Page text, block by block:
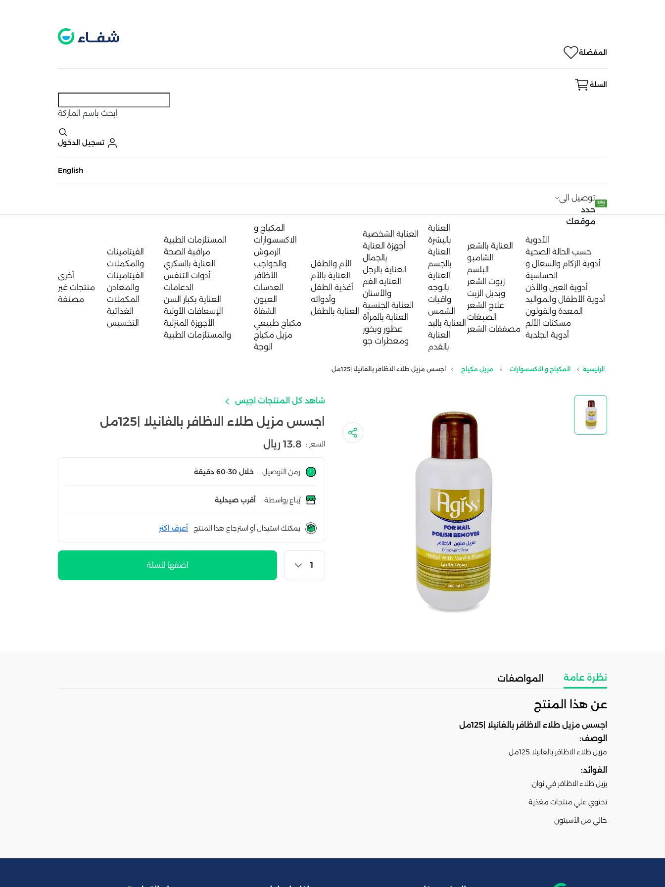
المفضلة
السلة
ابحث باسم الماركة
تسجيل الدخول
English
توصيل الى
حدد
موقعك
الأدوية
حسب الحالة الصحية
أدوية الزكام والسعال و
الحساسية
أدوية العين والأذن
أدوية الأطفال والمواليد
المعدة والقولون
مسكنات الألم
أدوية الجلدية
العناية بالشعر
الشامبو
البلسم
زيوت الشعر
وبديل الزيت
علاج الشعر
الصبغات
مصففات الشعر
العناية
بالبشرة
العناية
بالجسم
العناية
بالوجه
واقيات
الشمس
العناية باليد
العناية
بالقدم
العناية الشخصية
أجهزة العناية
بالجمال
العناية بالرجل
العنايه الفم
والأسنان
العناية الجنسية
العناية بالمرأة
عطور وبخور
ومعطرات جو
الأم والطفل
العناية بالأم
أغذية الطفل
وأدواته
العناية بالطفل
المكياج و
الاكسسوارات
الرموش
والحواجب
الأظافر
العدسات
العيون
الشفاة
مكياج طبيعي
مزيل مكياج
الوجة
المستلزمات الطبية
مراقبة الصحة
العناية بالسكري
أدوات التنفس
الدعامات
العناية بكبار السن
الإسعافات الأولية
الأجهزة المنزلية
والمستلزمات الطبية
الفيتامينات
والمكملات
الفيتامينات
والمعادن
المكملات
الغذائية
التخسيس
أخرى
منتجات غير
مصنفة
الرئيسية المكياج و الاكسسوارات مزيل مكياج اجسس مزيل طلاء الاظافر بالفانيلا |125مل
شاهد كل المنتجات اجيس
اجسس مزيل طلاء الاظافر بالفانيلا |125مل
السعر : 13.8 ريال
زمن التوصيل : خلال 30-60 دقيقة
يُباع بواسطة : أقرب صيدلية
يمكنك استبدال أو استرجاع هذا المنتج أعرف اكثر
اضفها للسلة
نظرة عامة المواصفات
عن هذا المنتج
اجسس مزيل طلاء الاظافر بالفانيلا |125مل
الوصف:
مزيل طلاء الاظافر بالفانيلا 125مل
الفوائد:
يزيل طلاء الاظافر في ثوان.
تحتوي علي منتجات مغذية
خالي من الأسيتون